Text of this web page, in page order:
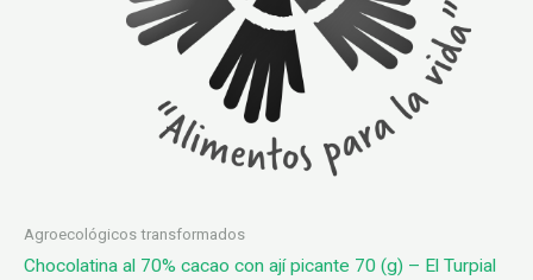
Agroecológicos transformados
Chocolatina al 70% cacao con ají picante 70 (g) – El Turpial